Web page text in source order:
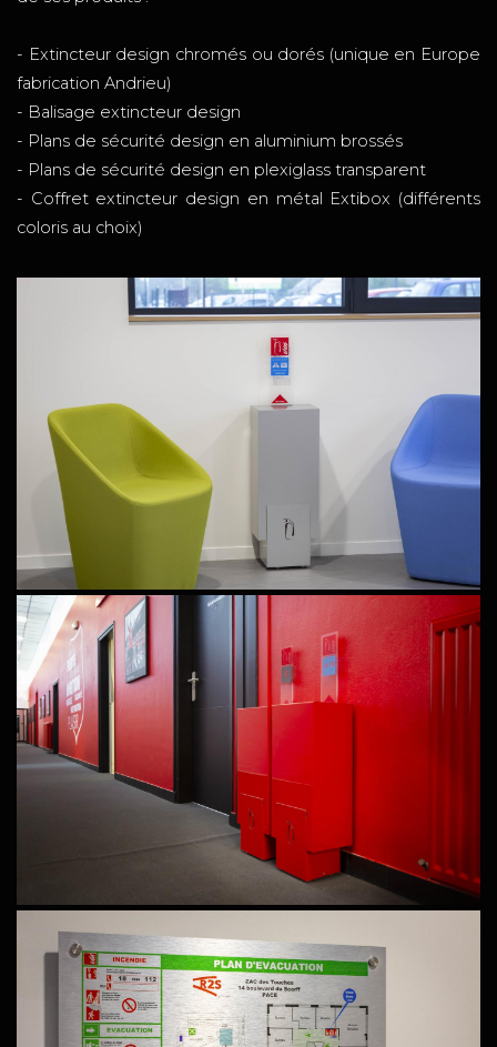
- Extincteur design chromés ou dorés (unique en Europe
fabrication Andrieu)
- Balisage extincteur design
- Plans de sécurité design en aluminium brossés
- Plans de sécurité design en plexiglass transparent
- Coffret extincteur design en métal Extibox (différents
coloris au choix)